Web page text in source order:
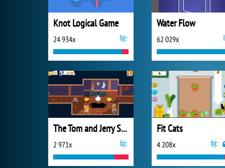
Knot Logical Game
24 934x
Water Flow
62 029x
The Tom and Jerry Show Cheese Dash
2 971x
Fit Cats
4 208x